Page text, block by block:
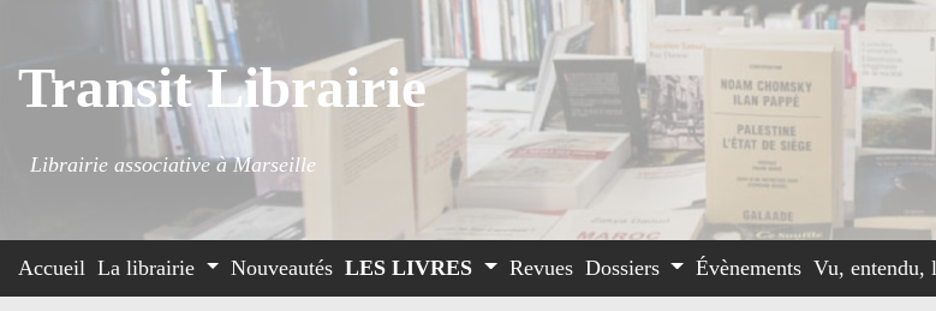
Transit Librairie
Librairie associative à Marseille
Accueil La librairie Nouveautés LES LIVRES Revues Dossiers Évènements Vu, entendu,